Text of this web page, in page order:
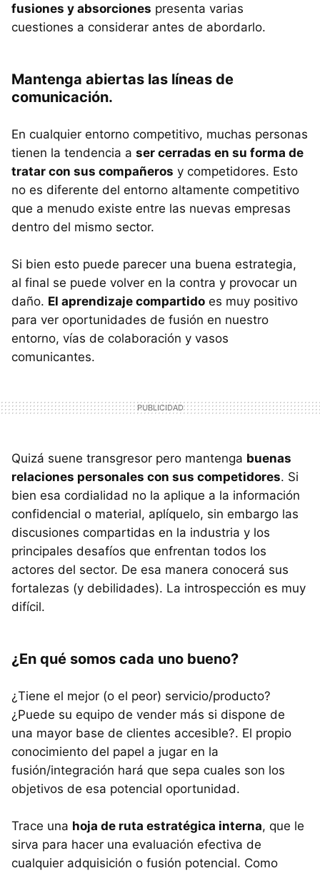
fusiones y absorciones presenta varias
cuestiones a considerar antes de abordarlo.
Mantenga abiertas las líneas de
comunicación.
En cualquier entorno competitivo, muchas personas
tienen la tendencia a ser cerradas en su forma de
tratar con sus compañeros y competidores. Esto
no es diferente del entorno altamente competitivo
que a menudo existe entre las nuevas empresas
dentro del mismo sector.
Si bien esto puede parecer una buena estrategia,
al final se puede volver en la contra y provocar un
daño. El aprendizaje compartido es muy positivo
para ver oportunidades de fusión en nuestro
entorno, vías de colaboración y vasos
comunicantes.
Quizá suene transgresor pero mantenga buenas
relaciones personales con sus competidores. Si
bien esa cordialidad no la aplique a la información
confidencial o material, aplíquelo, sin embargo las
discusiones compartidas en la industria y los
principales desafíos que enfrentan todos los
actores del sector. De esa manera conocerá sus
fortalezas (y debilidades). La introspección es muy
difícil.
¿En qué somos cada uno bueno?
¿Tiene el mejor (o el peor) servicio/producto?
¿Puede su equipo de vender más si dispone de
una mayor base de clientes accesible?. El propio
conocimiento del papel a jugar en la
fusión/integración hará que sepa cuales son los
objetivos de esa potencial oportunidad.
Trace una hoja de ruta estratégica interna, que le
sirva para hacer una evaluación efectiva de
cualquier adquisición o fusión potencial. Como